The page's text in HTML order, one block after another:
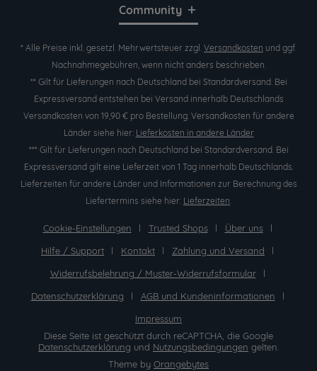
Community
* Alle Preise inkl. gesetzl. Mehrwertsteuer zzgl. Versandkosten und ggf.
Nachnahmegebühren, wenn nicht anders beschrieben.
** Gilt für Lieferungen nach Deutschland bei Standardversand. Bei
Expressversand entstehen bei Versand innerhalb Deutschlands
Versandkosten von 19,90 € pro Bestellung. Versandkosten für andere
Länder siehe hier: Lieferkosten in andere Länder
*** Gilt für Lieferungen nach Deutschland bei Standardversand. Bei
Expressversand gilt eine Lieferzeit von 1 Tag innerhalb Deutschlands.
Lieferzeiten für andere Länder und Informationen zur Berechnung des
Liefertermins siehe hier: Lieferzeiten.
Cookie-Einstellungen Trusted Shops
Über uns
Hilfe / Support
Kontakt
Zahlung und Versand
Widerrufsbelehrung / Muster-Widerrufsformular
Datenschutzerklärung
AGB und Kundeninformationen
Impressum
Diese Seite ist geschützt durch reCAPTCHA, die Google
Datenschutzerklärung und Nutzungsbedingungen gelten.
Theme by Orangebytes